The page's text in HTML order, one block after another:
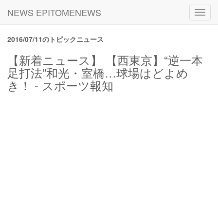
NEWS EPITOMENEWS
2016/07/11のトピックニュース
【新着ニュース】 【西東京】“逆一本
足打法”和光・室橋…球場はどよめ
き！ - スポーツ報知